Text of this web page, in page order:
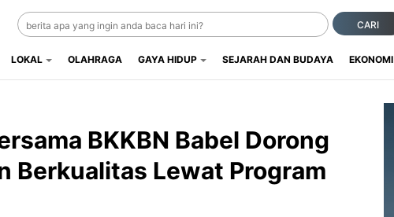
CARI
LOKAL OLAHRAGA GAYA HIDUP SEJARAH DAN BUDAYA EKONOMI
BKKBN Babel Dorong
Berkualitas Lewat Program